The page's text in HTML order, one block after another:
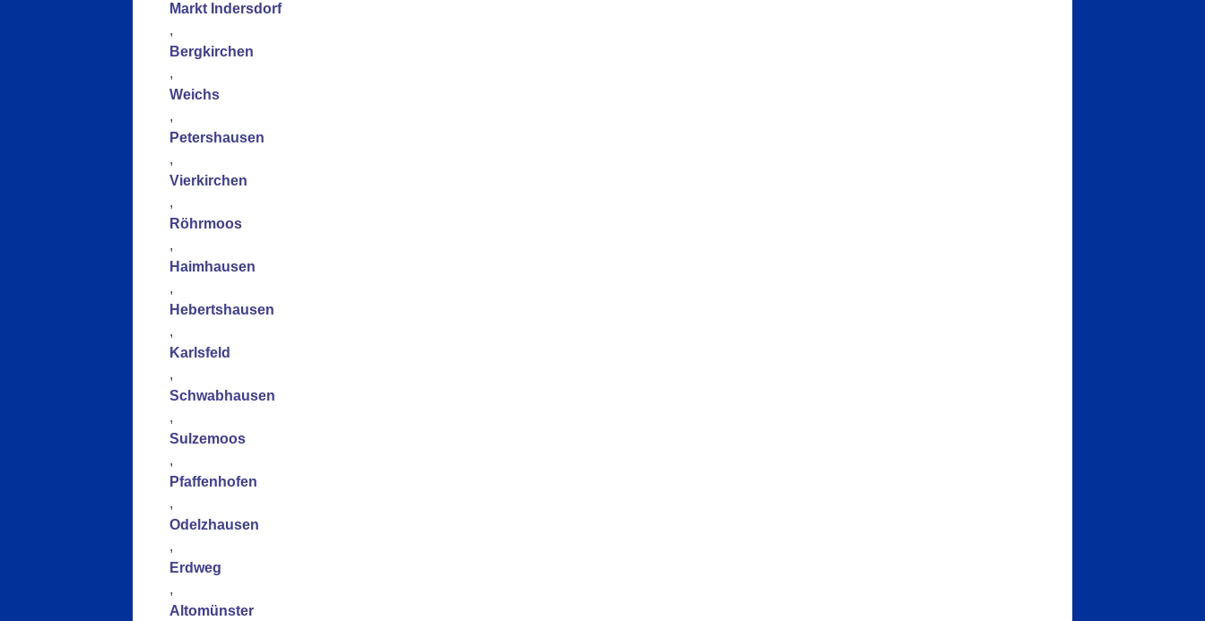
Markt Indersdorf
,
Bergkirchen
,
Weichs
,
Petershausen
,
Vierkirchen
,
Röhrmoos
,
Haimhausen
,
Hebertshausen
,
Karlsfeld
,
Schwabhausen
,
Sulzemoos
,
Pfaffenhofen
,
Odelzhausen
,
Erdweg
,
Altomünster